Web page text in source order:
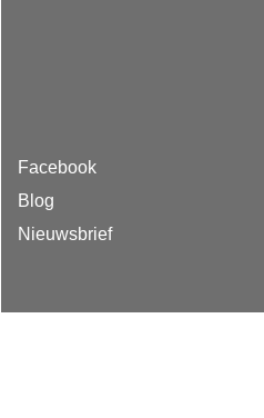
Facebook
Blog
Nieuwsbrief